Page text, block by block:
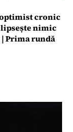
cronic
lipsește nimic
Prima rundă